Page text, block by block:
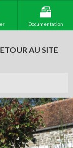
Documentation
AU SITE